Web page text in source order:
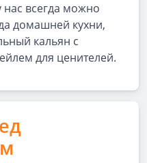
нас всегда можно
домашней кухни,
кальян с
для ценителей.